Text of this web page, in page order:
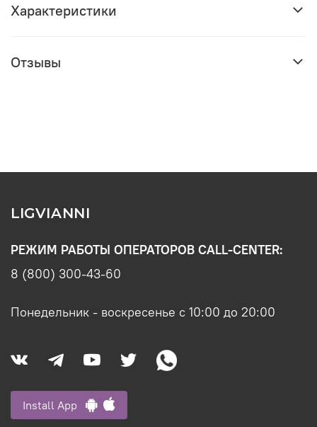
Характеристики
Отзывы
LIGVIANNI
РЕЖИМ РАБОТЫ ОПЕРАТОРОВ CALL-CENTER:
8 (800) 300-43-60
Понедельник - воскресенье с 10:00 до 20:00
Install App